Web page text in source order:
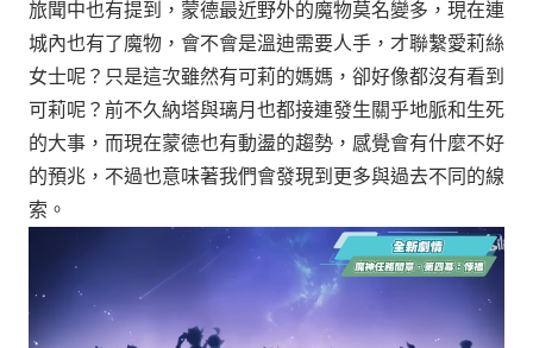
旅聞中也有提到，蒙德最近野外的魔物莫名變多，現在連
城內也有了魔物，會不會是溫迪需要人手，才聯繫愛莉絲
女士呢？只是這次雖然有可莉的媽媽，卻好像都沒有看到
可莉呢？前不久納塔與璃月也都接連發生關乎地脈和生死
的大事，而現在蒙德也有動盪的趨勢，感覺會有什麼不好
的預兆，不過也意味著我們會發現到更多與過去不同的線
索。